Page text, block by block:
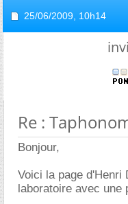
25/06/2009, 10h14
Re :
Bonjour,
Voici la page d'Henri
laboratoire avec une